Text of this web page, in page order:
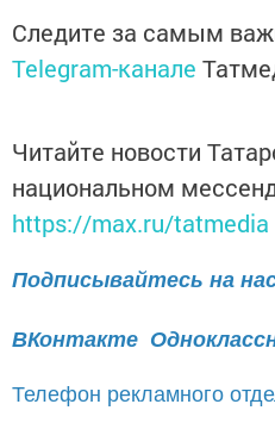
Следите за самым
Telegram-канале
Читайте новости
национальном
https://max.ru/tatmedia
Подписывайтесь на
ВКонтакте
Телефон рекламного